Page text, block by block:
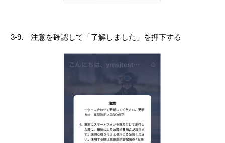
3-9. 注意を確認して「了解しました」を押下する